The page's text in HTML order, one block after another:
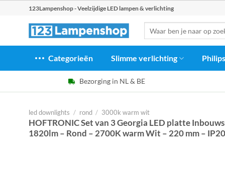
123Lampenshop - Veelzijdige LED lampen & verlichting
naar:
Categorieën Slimme verlichting
Bezorging in NL & BE
led downlights / rond / 3000k warm wit
HOFTRONIC Set van 3 Georgia LED platte
1820lm – Rond – 2700K warm Wit – 220 mm –